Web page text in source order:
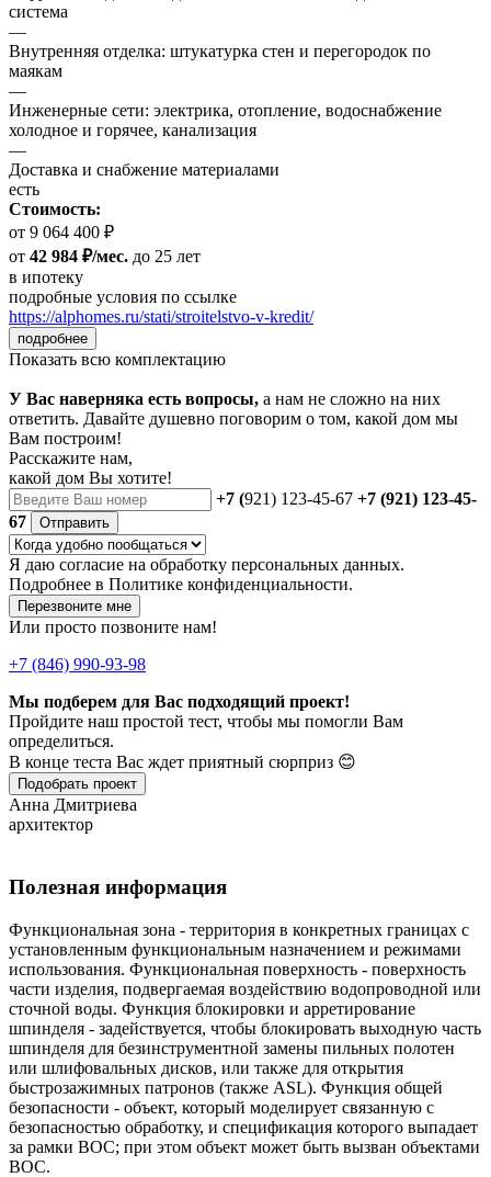
система
—
Внутренняя отделка: штукатурка стен и перегородок по
маякам
—
Инженерные сети: электрика, отопление, водоснабжение
холодное и горячее, канализация
—
Доставка и снабжение материалами
есть
Стоимость:
от 9 064 400 ₽
от 42 984 ₽/мес. до 25 лет
в ипотеку
подробные условия по ссылке
https://alphomes.ru/stati/stroitelstvo-v-kredit/
подробнее
Показать всю комплектацию
У Вас наверняка есть вопросы, а нам не сложно на них
ответить. Давайте душевно поговорим о том, какой дом мы
Вам построим!
Расскажите нам,
какой дом Вы хотите!
+7 (921) 123-45-67 +7 (921) 123-45-
67
Отправить
Я даю согласие на обработку персональных данных.
Подробнее в Политике конфиденциальности.
Перезвоните мне
Или просто позвоните нам!
+7 (846) 990-93-98
Мы подберем для Вас подходящий проект!
Пройдите наш простой тест, чтобы мы помогли Вам
определиться.
В конце теста Вас ждет приятный сюрприз 😊
Подобрать проект
Анна Дмитриева
архитектор
Полезная информация
Функциональная зона - территория в конкретных границах с
установленным функциональным назначением и режимами
использования. Функциональная поверхность - поверхность
части изделия, подвергаемая воздействию водопроводной или
сточной воды. Функция блокировки и арретирование
шпинделя - задействуется, чтобы блокировать выходную часть
шпинделя для безинструментной замены пильных полотен
или шлифовальных дисков, или также для открытия
быстрозажимных патронов (также ASL). Функция общей
безопасности - объект, который моделирует связанную с
безопасностью обработку, и спецификация которого выпадает
за рамки ВОС; при этом объект может быть вызван объектами
ВОС.